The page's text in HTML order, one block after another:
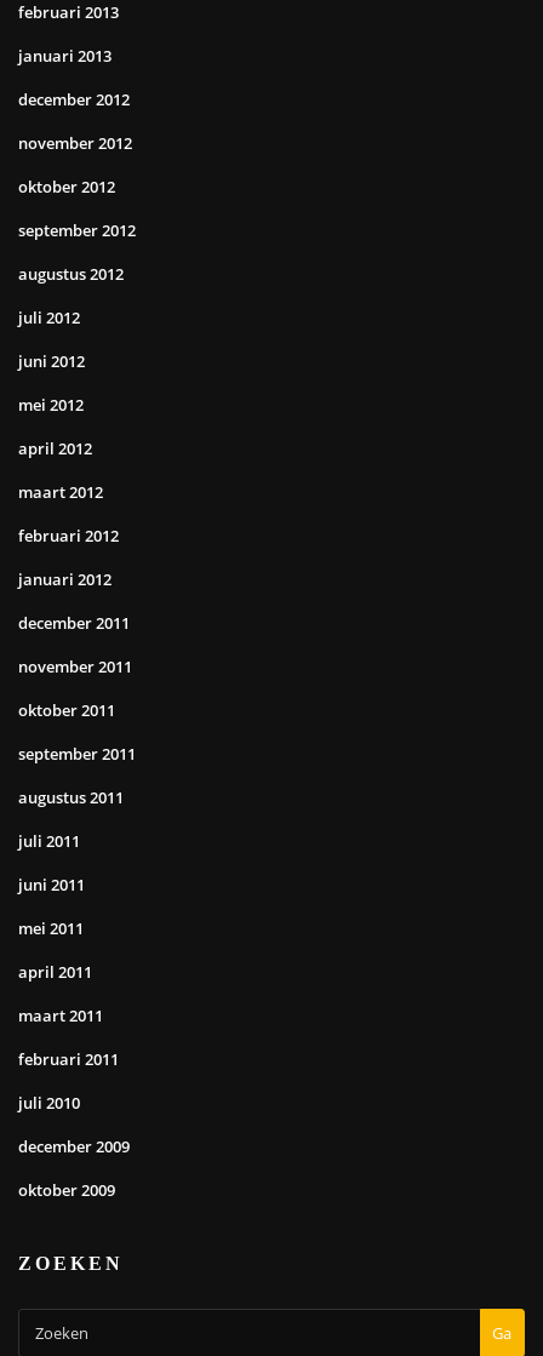
februari 2013
januari 2013
december 2012
november 2012
oktober 2012
september 2012
augustus 2012
juli 2012
juni 2012
mei 2012
april 2012
maart 2012
februari 2012
januari 2012
december 2011
november 2011
oktober 2011
september 2011
augustus 2011
juli 2011
juni 2011
mei 2011
april 2011
maart 2011
februari 2011
juli 2010
december 2009
oktober 2009
ZOEKEN
Ga